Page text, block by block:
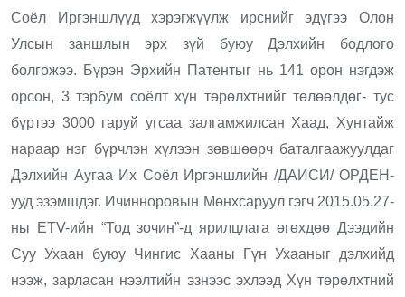
Соёл Иргэншлүүд хэрэгжүүлж ирснийг эдүгээ Олон
Улсын заншлын эрх зүй буюу Дэлхийн бодлого
болгожээ. Бүрэн Эрхийн Патентыг нь 141 орон нэгдэж
орсон, 3 тэрбум соёлт хүн төрөлхтнийг төлөөлдөг- тус
бүртээ 3000 гаруй угсаа залгамжилсан Хаад, Хунтайж
нараар нэг бүрчлэн хүлээн зөвшөөрч баталгаажуулдаг
Дэлхийн Аугаа Их Соёл Иргэншлийн /ДАИСИ/ ОРДЕН-
ууд эзэмшдэг. Ичинноровын Мөнхсаруул гэгч 2015.05.27-
ны ЕТV-ийн “Тод зочин”-д ярилцлага өгөхдөө Дээдийн
Суу Ухаан буюу Чингис Хааны Гүн Ухааныг дэлхийд
нээж, зарласан нээлтийн эзнээс эхлээд Хүн төрөлхтний